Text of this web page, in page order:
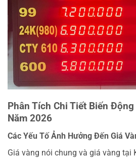
Phân Tích Chi Tiết Biến
Năm 2026
Các Yếu Tố Ảnh Hưởng Đến Giá
Giá vàng nói chung và giá vàng tại